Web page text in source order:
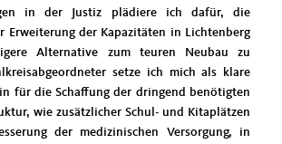
in der Justiz plädiere ich dafür, die
Erweiterung der Kapazitäten in Lichtenberg
Alternative zum teuren Neubau zu
setze ich mich als klare
für die Schaffung der dringend benötigten
wie zusätzlicher Schul- und Kitaplätzen
der medizinischen Versorgung, in